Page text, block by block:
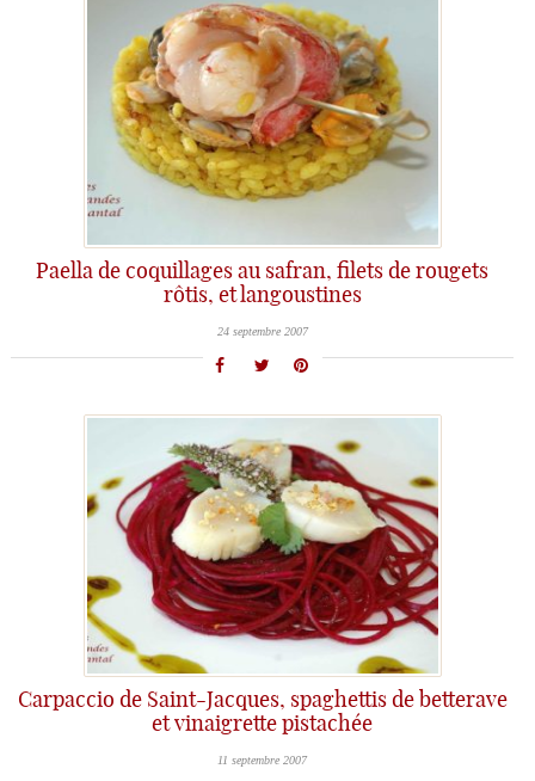
Paella de coquillages au safran, filets de rougets
rôtis, et langoustines
24 septembre 2007
Carpaccio de Saint-Jacques, spaghettis de betterave
et vinaigrette pistachée
11 septembre 2007